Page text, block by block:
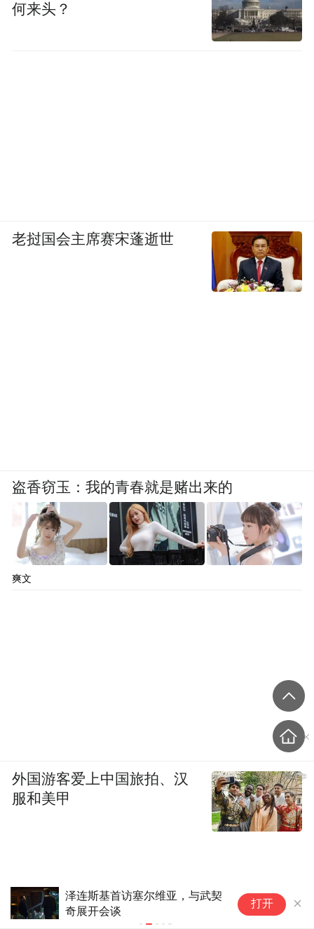
泽连斯基首访塞尔维亚，与武契
奇展开会谈
土
打开
何来头？
老挝国会主席赛宋蓬逝世
盗香窃玉：我的青春就是赌出来的
爽文
外国游客爱上中国旅拍、汉
服和美甲